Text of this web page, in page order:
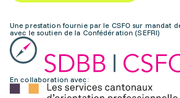
Une prestation fournie par le CSFO sur mandat
avec le soutien de la Confédération (SEFRI)
En collaboration avec: